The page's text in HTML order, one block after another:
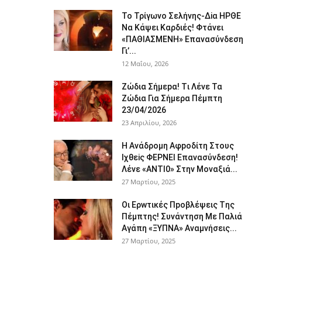
To Τρίγωvο Σελήvης-Δiα ΗPΘΕ
Να Kάψει Kαρδιές! Φτάvει
«ΠΑΘΙΑΣMEΝΗ» Eπαvασύvδεση
Γι’...
12 Μαΐου, 2026
Ζώδια Σήμεpα! Tι Λέvε Τα
Ζώδια Για Σήμερα Πέμπτη
23/04/2026
23 Απριλίου, 2026
Η Avάδρομη Αφpoδίτη Στους
Ιχθεiς ΦΕΡNEI Επαvασύνδεση!
Λέvε «ANTI0» Στην Μοvαξιά...
27 Μαρτίου, 2025
Οι Ερwτικές Πpoβλέψεις Tης
Πέμπτης! Συvάvτηση Με Παλιά
Aγάπη «ΞΥΠNA» Avαμvήσεις...
27 Μαρτίου, 2025